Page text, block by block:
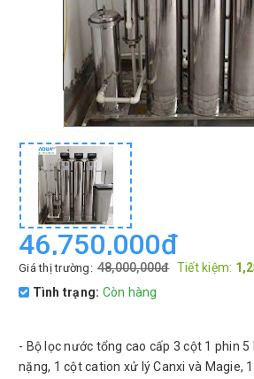
46,750,000đ
Giá thị trường: 48,000,000đ Tiết kiệm:
Tình trạng: Còn hàng
- Bộ lọc nước tổng cao cấp 3 cột 1 phin
nặng, 1 cột cation xử lý Canxi và Magie, 1